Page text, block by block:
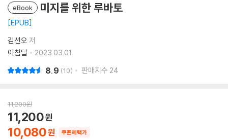
eBook 미지를 위한 루바토
EPUB
김선오 저
아침달
2023.03.01.
8.9 10 판매지수 24
11,200원
10,080
11,200
쿠폰혜택가